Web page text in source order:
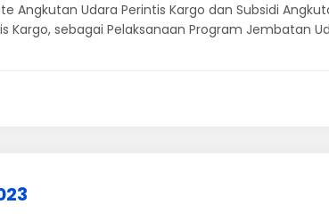
Angkutan Udara Perintis Kargo dan Subsidi
Kargo, sebagai Pelaksanaan Program Jembatan